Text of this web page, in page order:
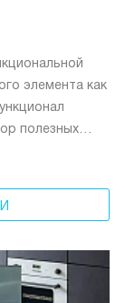
элемента как
полезных